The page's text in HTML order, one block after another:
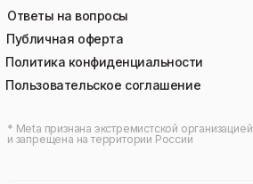
Публичная оферта
Пользовательское соглашение
Политика конфиденциальности
Ответы на вопросы
* Meta признана экстремистской организацией
и запрещена на территории России